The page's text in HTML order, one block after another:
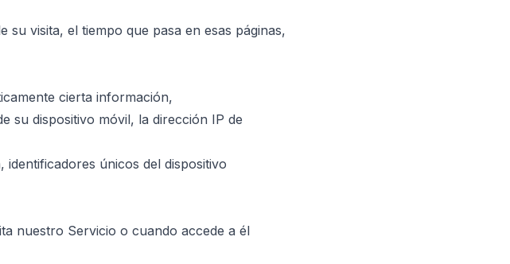
visita, el tiempo que pasa en esas páginas,
cierta información,
su dispositivo móvil, la dirección IP de
únicos del dispositivo
nuestro Servicio o cuando accede a él